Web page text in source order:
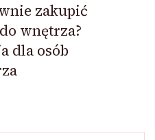
zakupić
wnętrza?
dla osób